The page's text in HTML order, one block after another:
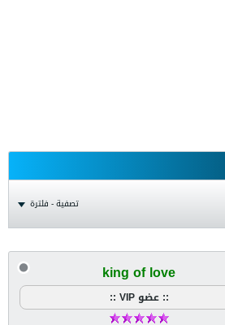
تصفية - فلترة
king of love
:: عضو VIP ::